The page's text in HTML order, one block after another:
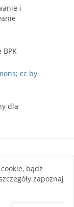
i
BPK
cc by
dla
Commons
bądź
zapoznaj